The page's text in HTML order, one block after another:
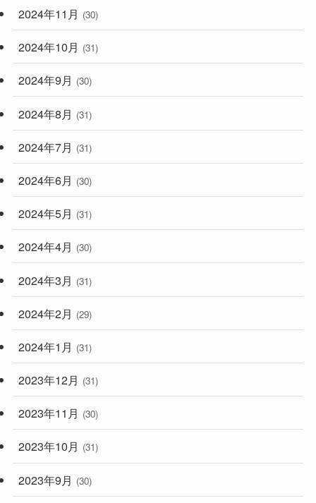
2024年11月 (30)
2024年10月 (31)
2024年9月 (30)
2024年8月 (31)
2024年7月 (31)
2024年6月 (30)
2024年5月 (31)
2024年4月 (30)
2024年3月 (31)
2024年2月 (29)
2024年1月 (31)
2023年12月 (31)
2023年11月 (30)
2023年10月 (31)
2023年9月 (30)